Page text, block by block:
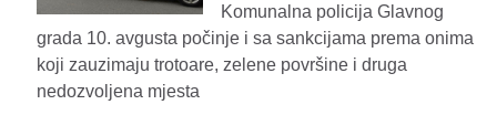
Komunalna policija Glavnog
grada 10. avgusta počinje i sa sankcijama prema onima
koji zauzimaju trotoare, zelene površine i druga
nedozvoljena mjesta